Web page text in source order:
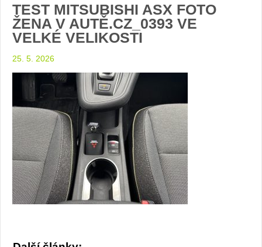
TEST MITSUBISHI ASX FOTO
ŽENA V AUTĚ.CZ_0393 VE
VELKÉ VELIKOSTI
25. 5. 2026